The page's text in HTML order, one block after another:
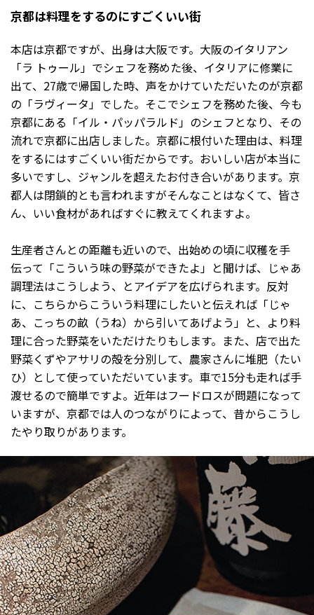
京都は料理をするのにすごくいい街
本店は京都ですが、出身は大阪です。大阪のイタリアン
「ラ トゥール」でシェフを務めた後、イタリアに修業に
出て、27歳で帰国した時、声をかけていただいたのが京都
の「ラヴィータ」でした。そこでシェフを務めた後、今も
京都にある「イル・パッパラルド」のシェフとなり、その
流れで京都に出店しました。京都に根付いた理由は、料理
をするにはすごくいい街だからです。おいしい店が本当に
多いですし、ジャンルを超えたお付き合いがあります。京
都人は閉鎖的とも言われますがそんなことはなくて、皆さ
ん、いい食材があればすぐに教えてくれますよ。
生産者さんとの距離も近いので、出始めの頃に収穫を手
伝って「こういう味の野菜ができたよ」と聞けば、じゃあ
調理法はこうしよう、とアイデアを広げられます。反対
に、こちらからこういう料理にしたいと伝えれば「じゃ
あ、こっちの畝（うね）から引いてあげよう」と、より料
理に合った野菜をいただけたりもします。また、店で出た
野菜くずやアサリの殻を分別して、農家さんに堆肥（たい
ひ）として使っていただいています。車で15分も走れば手
渡せるので簡単ですよ。近年はフードロスが問題になって
いますが、京都では人のつながりによって、昔からこうし
たやり取りがあります。